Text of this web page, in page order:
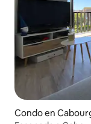
Condo en